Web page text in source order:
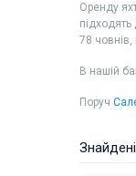
Оренду
78 човнів,
В нашій
Поруч